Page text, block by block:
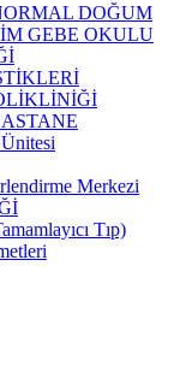
DOĞUM
GEBE OKULU
Merkezi
Tıp)